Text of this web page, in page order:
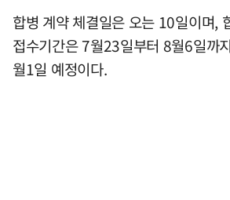
합병 계약 체결일은 오는 10일이며,
접수기간은 7월23일부터 8월6일까
월1일 예정이다.